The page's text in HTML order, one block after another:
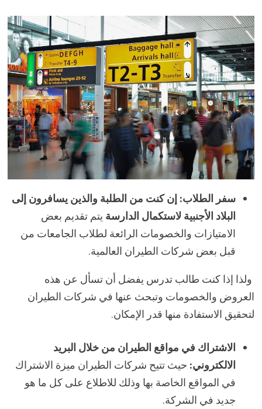
سفر الطلاب: إن كنت من الطلبة والذين يسافرون إلى
البلاد الأجنبية لاستكمال الدارسة يتم تقديم بعض
الامتيازات والخصومات الرائعة لطلاب الجامعات من
قبل بعض شركات الطيران العالمية.
ولذا إذا كنت طالب تدرس يفضل أن تسأل عن هذه
العروض والخصومات وتبحث عنها في شركات الطيران
لتحقيق الاستفادة منها قدر الإمكان.
الاشتراك في مواقع الطيران من خلال البريد
الالكتروني: حيث تتيح شركات الطيران ميزة الاشتراك
في المواقع الخاصة بها وذلك للاطلاع على كل ما هو
جديد في الشركة.